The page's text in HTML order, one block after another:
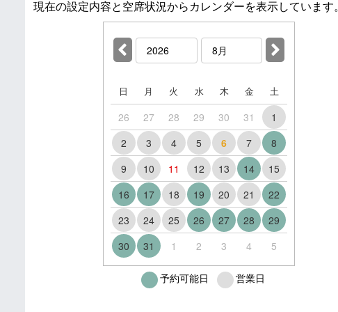
現在の設定内容と空席状況からカレンダーを表示しています。
日 月 火 水 木 金 土
26 27 28 29 30 31
1
2
3 4 5 6 7
8
9
10 11 12 13 14
15
16
17 18 19 20 21
22
23
24 25 26 27 28
29
30
31 1 2 3 4 5
予約可能日 営業日